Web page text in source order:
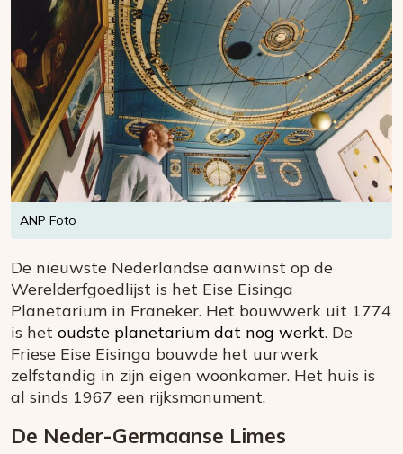
ANP Foto
De nieuwste Nederlandse aanwinst op de
Werelderfgoedlijst is het Eise Eisinga
Planetarium in Franeker. Het bouwwerk uit 1774
is het oudste planetarium dat nog werkt. De
Friese Eise Eisinga bouwde het uurwerk
zelfstandig in zijn eigen woonkamer. Het huis is
al sinds 1967 een rijksmonument.
De Neder-Germaanse Limes